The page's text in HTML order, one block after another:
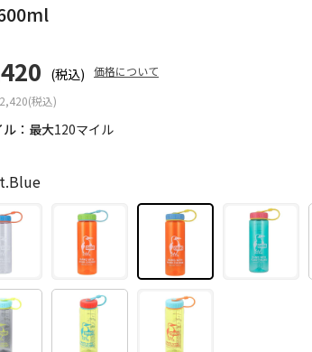
：最大120マイル
税込)
(税込) 価格について